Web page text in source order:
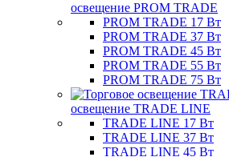
освещение PROM TRADE
PROM TRADE 17 Вт
PROM TRADE 37 Вт
PROM TRADE 45 Вт
PROM TRADE 55 Вт
PROM TRADE 75 Вт
освещение TRADE LINE
TRADE LINE 17 Вт
TRADE LINE 37 Вт
TRADE LINE 45 Вт